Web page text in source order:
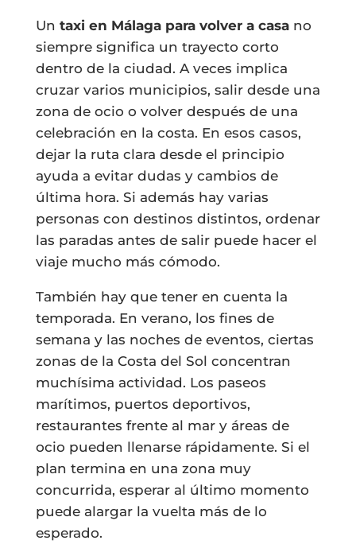
Un taxi en Málaga para volver a casano
siempre significa un trayecto corto
dentro de la ciudad. A veces implica
cruzar varios municipios, salir desde una
zona de ocio o volver después de una
celebración en la costa. En esos casos,
dejar la ruta clara desde el principio
ayuda a evitar dudas y cambios de
última hora. Si además hay varias
personas con destinos distintos, ordenar
las paradas antes de salir puede hacer el
viaje mucho más cómodo.
También hay que tener en cuenta la
temporada. En verano, los fines de
semana y las noches de eventos, ciertas
zonas de la Costa del Sol concentran
muchísima actividad. Los paseos
marítimos, puertos deportivos,
restaurantes frente al mar y áreas de
ocio pueden llenarse rápidamente. Si el
plan termina en una zona muy
concurrida, esperar al último momento
puede alargar la vuelta más de lo
esperado.